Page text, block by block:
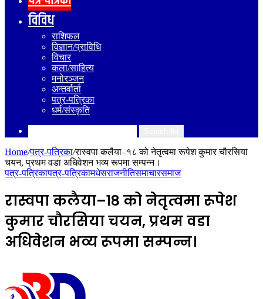
विविध
राशिफल
विज्ञान/प्राविधि
विचार
कला/साहित्य
मनोरञ्जन
अन्तर्वार्ता
पत्र-पत्रिका
धर्म/संस्कृति
Home/पत्र-पत्रिका/रास्वपा कलैया–१८ को नेतृत्वमा रूपेश कुमार चौरसिया
चयन, प्रथम वडा अधिवेशन भव्य रूपमा सम्पन्न।
पत्र-पत्रिकापत्र-पत्रिकामधेसराजनीतिसमाचारसमाज
रास्वपा कलैया–१८ को नेतृत्वमा रूपेश
कुमार चौरसिया चयन, प्रथम वडा
अधिवेशन भव्य रूपमा सम्पन्न।